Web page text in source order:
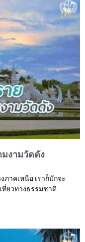
มงามวัดดัง
ภาคเหนือ เราก็มักจะ
ที่ยวทางธรรมชาติ